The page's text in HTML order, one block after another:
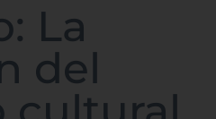
La
del